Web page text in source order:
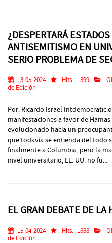
¿DESPERTARÁ
ANTISEMITISMO EN
SERIO PROBLEMA DE
13-05-2024 Hits: 1399
de Edición
Por: Ricardo Israel
manifestaciones a favor de
evolucionado hacia un
que todavía se entienda del todo
finalmente a Columbia, pero la
nivel universitario, EE. UU. no fu...
EL GRAN DEBATE DE LA
15-04-2024 Hits: 1688
de Edición